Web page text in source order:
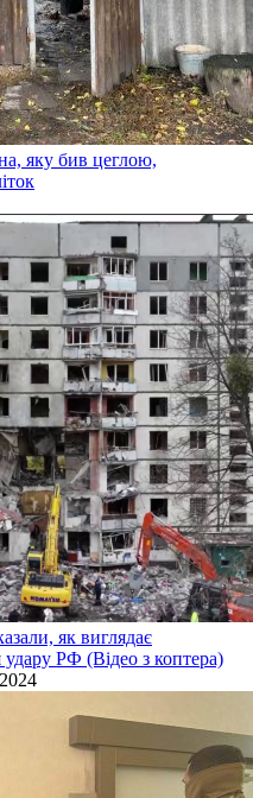
яку бив цеглою,
як виглядає
удару РФ (Відео з коптера)